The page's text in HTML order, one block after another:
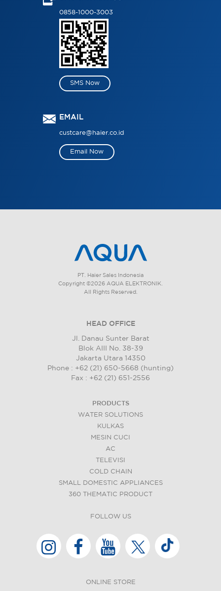
0858-1000-3003
SMS Now
EMAIL
custcare@haier.co.id
Email Now
PT. Haier Sales Indonesia
Copyright ©2026 AQUA ELEKTRONIK.
All Rights Reserved.
HEAD OFFICE
Jl. Danau Sunter Barat
Blok AIII No. 38-39
Jakarta Utara 14350
Phone : +62 (21) 650-5668 (hunting)
Fax : +62 (21) 651-2556
PRODUCTS
WATER SOLUTIONS
KULKAS
MESIN CUCI
AC
TELEVISI
COLD CHAIN
SMALL DOMESTIC APPLIANCES
360 THEMATIC PRODUCT
FOLLOW US
ONLINE STORE